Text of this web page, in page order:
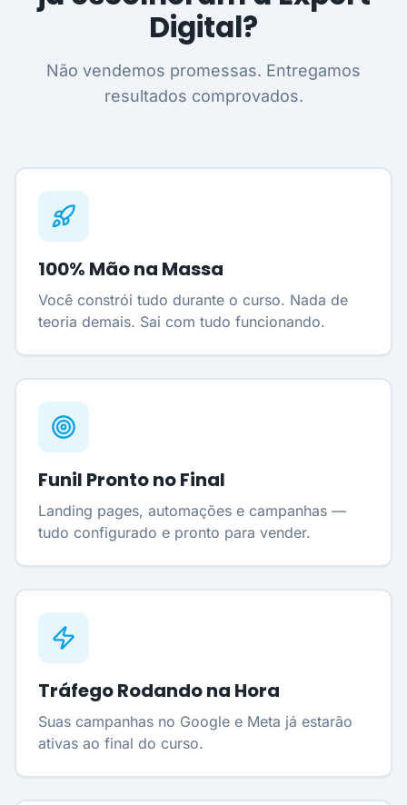
Digital?
Não vendemos promessas. Entregamos
resultados comprovados.
100% Mão na Massa
Você constrói tudo durante o curso. Nada de
teoria demais. Sai com tudo funcionando.
Funil Pronto no Final
Landing pages, automações e campanhas —
tudo configurado e pronto para vender.
Tráfego Rodando na Hora
Suas campanhas no Google e Meta já estarão
ativas ao final do curso.